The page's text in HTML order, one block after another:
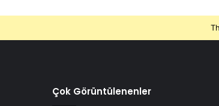
Çok Görüntülenenler